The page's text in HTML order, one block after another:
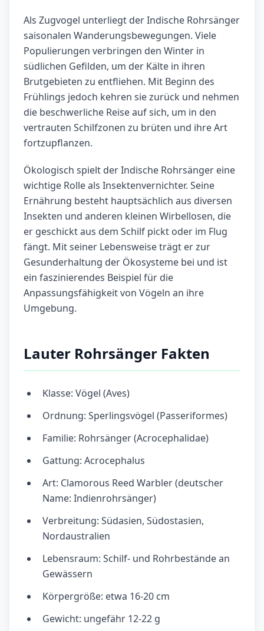
Als Zugvogel unterliegt der Indische Rohrsänger
saisonalen Wanderungsbewegungen. Viele
Populierungen verbringen den Winter in
südlichen Gefilden, um der Kälte in ihren
Brutgebieten zu entfliehen. Mit Beginn des
Frühlings jedoch kehren sie zurück und nehmen
die beschwerliche Reise auf sich, um in den
vertrauten Schilfzonen zu brüten und ihre Art
fortzupflanzen.
Ökologisch spielt der Indische Rohrsänger eine
wichtige Rolle als Insektenvernichter. Seine
Ernährung besteht hauptsächlich aus diversen
Insekten und anderen kleinen Wirbellosen, die
er geschickt aus dem Schilf pickt oder im Flug
fängt. Mit seiner Lebensweise trägt er zur
Gesunderhaltung der Ökosysteme bei und ist
ein faszinierendes Beispiel für die
Anpassungsfähigkeit von Vögeln an ihre
Umgebung.
Lauter Rohrsänger Fakten
Klasse: Vögel (Aves)
Ordnung: Sperlingsvögel (Passeriformes)
Familie: Rohrsänger (Acrocephalidae)
Gattung: Acrocephalus
Art: Clamorous Reed Warbler (deutscher
Name: Indienrohrsänger)
Verbreitung: Südasien, Südostasien,
Nordaustralien
Lebensraum: Schilf- und Rohrbestände an
Gewässern
Körpergröße: etwa 16-20 cm
Gewicht: ungefähr 12-22 g